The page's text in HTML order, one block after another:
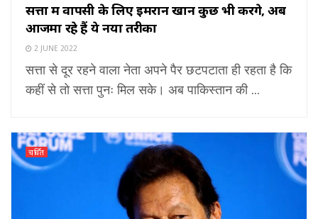
सत्ता में वापसी के लिए इमरान खान कुछ भी करेंगे, अब
आजमा रहे हैं ये नया तरीका
2 JUNE 2022
सत्ता से दूर रहने वाला नेता अपने पैर छटपटाता ही रहता है कि
कहीं से तो सत्ता पुनः मिल सके। अब पाकिस्तान की ...
चर्चित